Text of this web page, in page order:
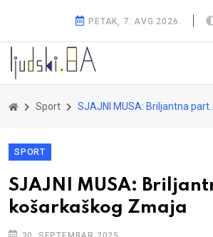
PETAK, 7. AVG 2026.
Sport SJAJNI MUSA: Briljantna partija košarkaškog Zmaja
SPORT
SJAJNI MUSA:
košarkaškog Zmaja